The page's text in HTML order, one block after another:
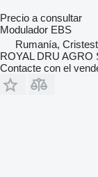
Precio a consultar
Modulador EBS
Rumanía,
ROYAL DRU AGRO
Contacte con el